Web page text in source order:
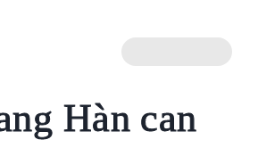
Hàn can